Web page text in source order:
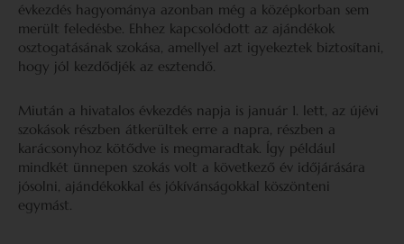
évkezdés hagyománya azonban még a középkorban sem
merült feledésbe. Ehhez kapcsolódott az ajándékok
osztogatásának szokása, amellyel azt igyekeztek biztosítani,
hogy jól kezdődjék az esztendő.
Miután a hivatalos évkezdés napja is január 1. lett, az újévi
szokások részben átkerültek erre a napra, részben a
karácsonyhoz kötődve is megmaradtak. Így például
mindkét ünnepen szokás volt a következő év időjárására
jósolni, ajándékokkal és jókívánságokkal köszönteni
egymást.